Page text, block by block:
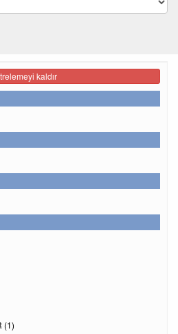
kaldır
(1)